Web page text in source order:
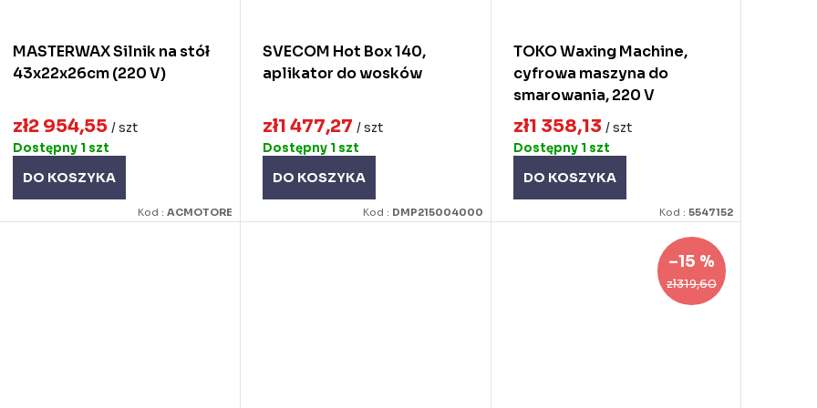
MASTERWAX Silnik na stół
43x22x26cm (220 V)
zł2 954,55 / szt
Dostępny 1 szt
DO KOSZYKA
Kod :ACMOTORE
SVECOM Hot Box 140,
aplikator do wosków
zł1 477,27/ szt
Dostępny 1 szt
DO KOSZYKA
Kod : DMP215004000
TOKO Waxing Machine,
cyfrowa maszyna do
smarowania, 220 V
zł1 358,13 / szt
Dostępny 1 szt
DO KOSZYKA
Kod : 5547152
zł319,60
–15 %